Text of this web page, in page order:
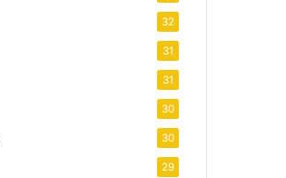
32
31
31
30
30
29